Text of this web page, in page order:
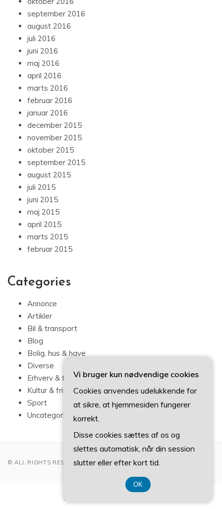
september 2016
august 2016
juli 2016
juni 2016
maj 2016
april 2016
marts 2016
februar 2016
januar 2016
december 2015
november 2015
oktober 2015
september 2015
august 2015
juli 2015
juni 2015
maj 2015
april 2015
marts 2015
februar 2015
Categories
Annonce
Artikler
Bil & transport
Blog
Bolig, hus & have
Diverse
Erhverv & forbrug
Kultur & fritid
Sport
Uncategorized
© ALL RIGHTS RESERVED 2022
CVR-Nummer 374 077 39
Vi bruger kun nødvendige cookies
Cookies anvendes udelukkende for
at sikre, at hjemmesiden fungerer
korrekt.
Disse cookies sættes af os og
slettes automatisk, når din session
slutter eller efter kort tid.
OK